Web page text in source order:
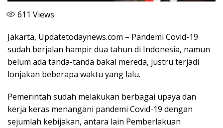
611 Views
Jakarta, Updatetodaynews.com – Pandemi Covid-19
sudah berjalan hampir dua tahun di Indonesia, namun
belum ada tanda-tanda bakal mereda, justru terjadi
lonjakan beberapa waktu yang lalu.
Pemerintah sudah melakukan berbagai upaya dan
kerja keras menangani pandemi Covid-19 dengan
sejumlah kebijakan, antara lain Pemberlakuan